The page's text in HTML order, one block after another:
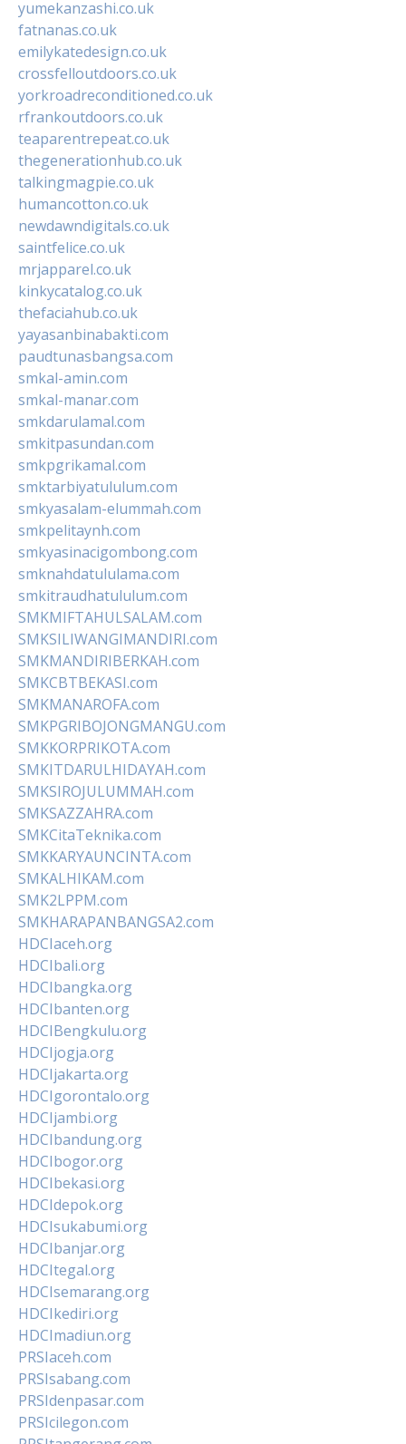
yumekanzashi.co.uk
fatnanas.co.uk
emilykatedesign.co.uk
crossfelloutdoors.co.uk
yorkroadreconditioned.co.uk
rfrankoutdoors.co.uk
teaparentrepeat.co.uk
thegenerationhub.co.uk
talkingmagpie.co.uk
humancotton.co.uk
newdawndigitals.co.uk
saintfelice.co.uk
mrjapparel.co.uk
kinkycatalog.co.uk
thefaciahub.co.uk
yayasanbinabakti.com
paudtunasbangsa.com
smkal-amin.com
smkal-manar.com
smkdarulamal.com
smkitpasundan.com
smkpgrikamal.com
smktarbiyatululum.com
smkyasalam-elummah.com
smkpelitaynh.com
smkyasinacigombong.com
smknahdatululama.com
smkitraudhatululum.com
SMKMIFTAHULSALAM.com
SMKSILIWANGIMANDIRI.com
SMKMANDIRIBERKAH.com
SMKCBTBEKASI.com
SMKMANAROFA.com
SMKPGRIBOJONGMANGU.com
SMKKORPRIKOTA.com
SMKITDARULHIDAYAH.com
SMKSIROJULUMMAH.com
SMKSAZZAHRA.com
SMKCitaTeknika.com
SMKKARYAUNCINTA.com
SMKALHIKAM.com
SMK2LPPM.com
SMKHARAPANBANGSA2.com
HDCIaceh.org
HDCIbali.org
HDCIbangka.org
HDCIbanten.org
HDCIBengkulu.org
HDCIjogja.org
HDCIjakarta.org
HDCIgorontalo.org
HDCIjambi.org
HDCIbandung.org
HDCIbogor.org
HDCIbekasi.org
HDCIdepok.org
HDCIsukabumi.org
HDCIbanjar.org
HDCItegal.org
HDCIsemarang.org
HDCIkediri.org
HDCImadiun.org
PRSIaceh.com
PRSIsabang.com
PRSIdenpasar.com
PRSIcilegon.com